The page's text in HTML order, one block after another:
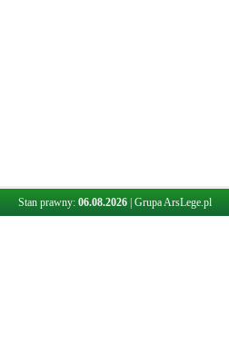
Stan prawny: 06.08.2026 Grupa ArsLege.pl